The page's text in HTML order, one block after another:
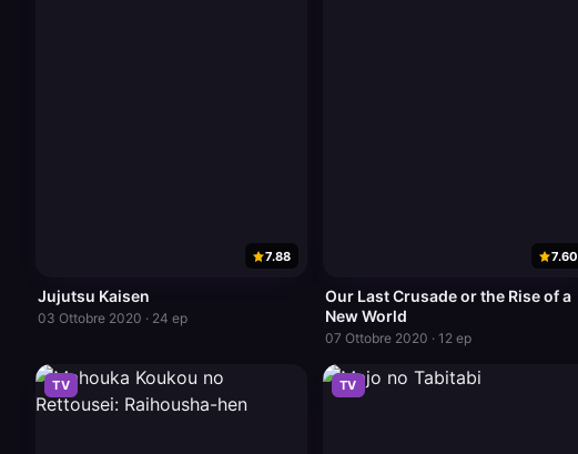
7.88
Jujutsu Kaisen
03 Ottobre 2020 · 24 ep
7.60
Our Last Crusade or the Rise of a
New World
07 Ottobre 2020 · 12 ep
TV TV